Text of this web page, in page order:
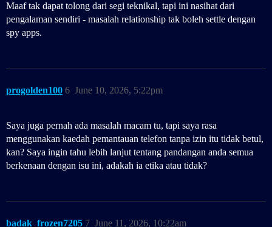
Maaf tak dapat tolong dari segi teknikal, tapi ini nasihat dari
pengalaman sendiri - masalah relationship tak boleh settle dengan
spy apps.
progolden100 June 10, 2026, 5:22pm
6
Saya juga pernah ada masalah macam tu, tapi saya rasa
menggunakan kaedah pemantauan telefon tanpa izin itu tidak betul,
kan? Saya ingin tahu lebih lanjut tentang pandangan anda semua
berkenaan dengan isu ini, adakah ia etika atau tidak?
badak_frozen7205 June 11, 2026, 10:22am
7